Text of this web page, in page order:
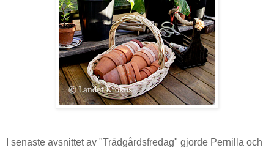
I senaste avsnittet av "Trädgårdsfredag" gjorde Pernilla och